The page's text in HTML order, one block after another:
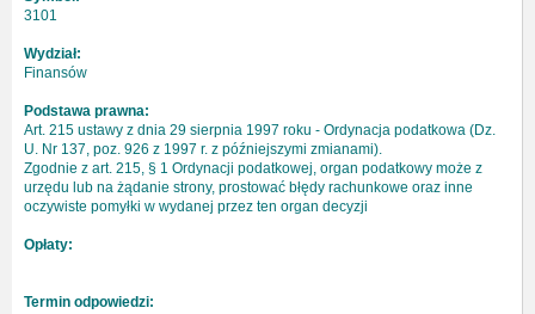
3101
Wydział:
Finansów
Podstawa prawna:
Art. 215 ustawy z dnia 29 sierpnia 1997 roku - Ordynacja podatkowa (Dz.
U. Nr 137, poz. 926 z 1997 r. z późniejszymi zmianami).
Zgodnie z art. 215, § 1 Ordynacji podatkowej, organ podatkowy może z
urzędu lub na żądanie strony, prostować błędy rachunkowe oraz inne
oczywiste pomyłki w wydanej przez ten organ decyzji
Opłaty:
Termin odpowiedzi: